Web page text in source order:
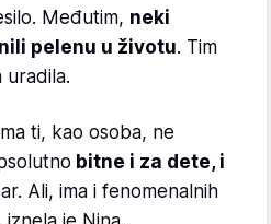
Međutim, neki
pelenu u životu. Tim
uradila.
ti, kao osoba, ne
bitne i za dete, i
Ali, ima i fenomenalnih